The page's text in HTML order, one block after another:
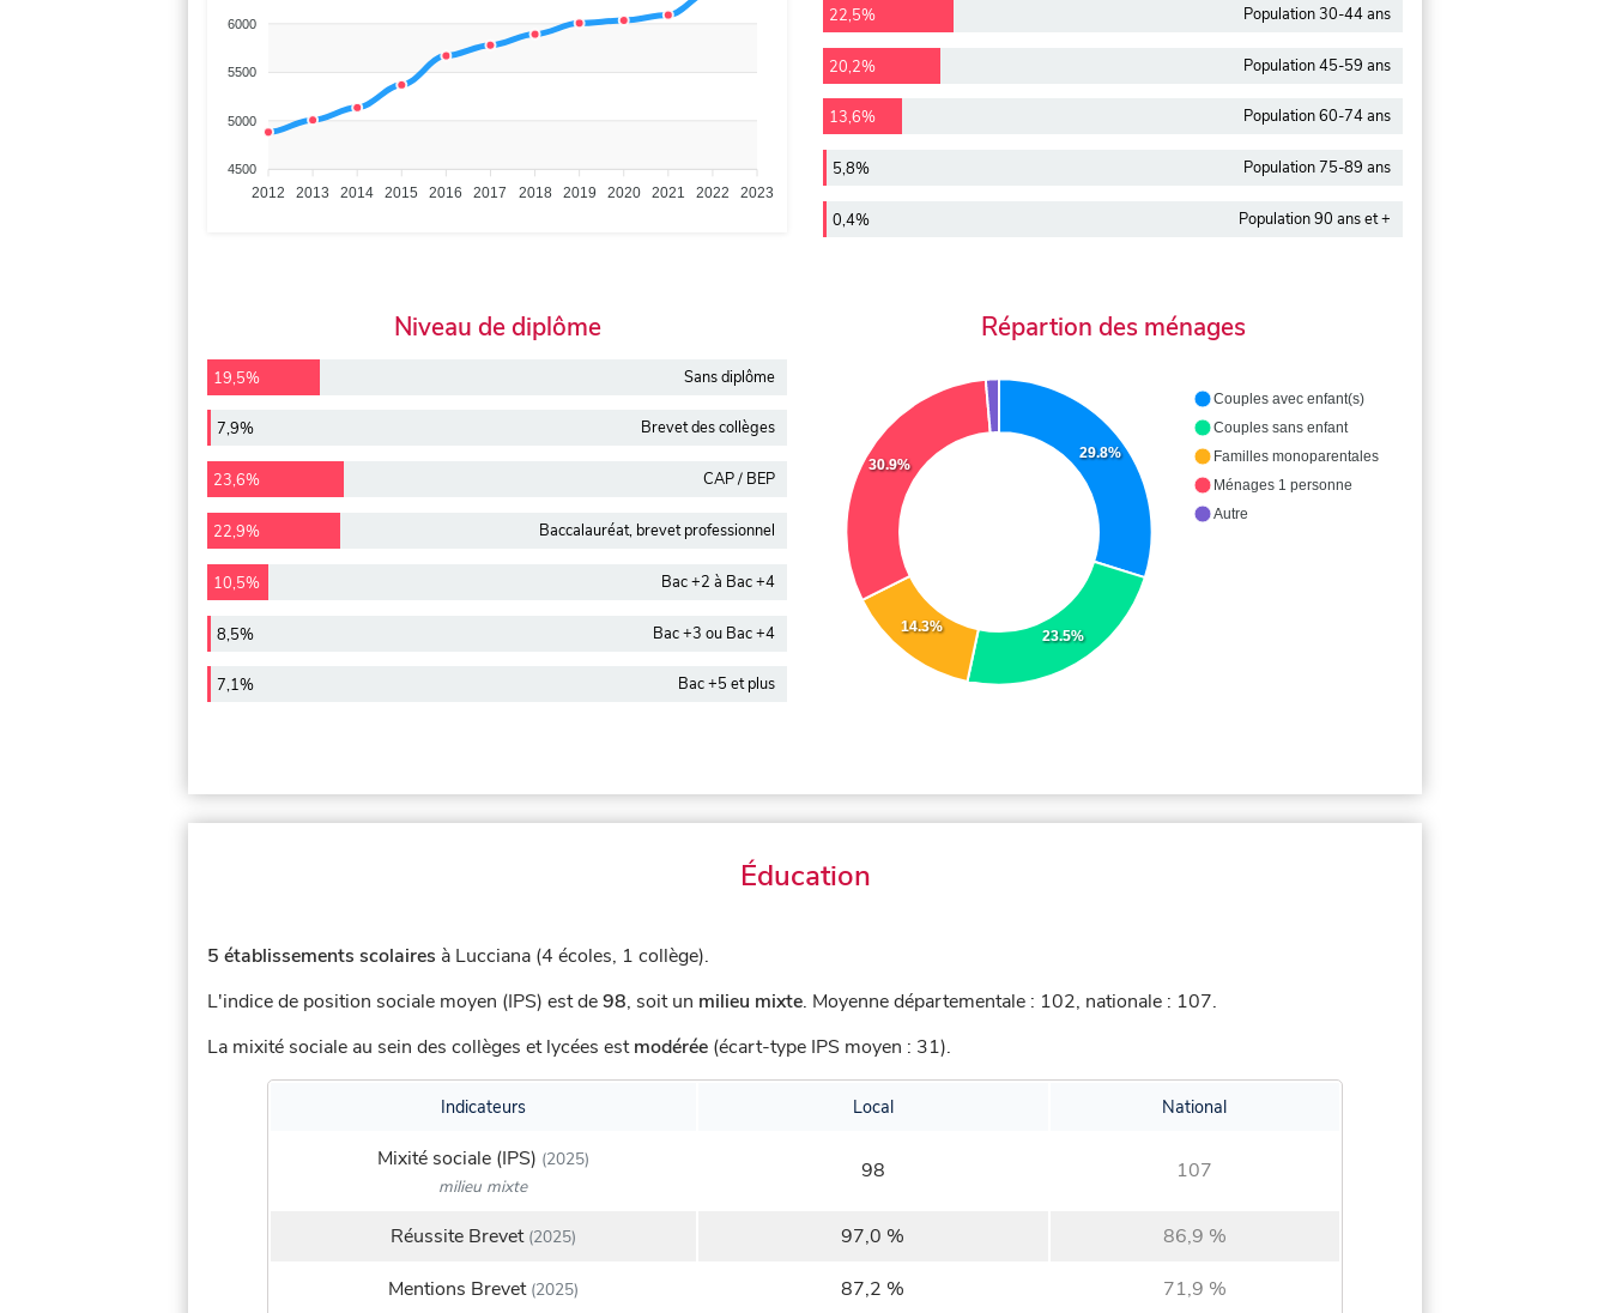
6000
5500
5000
4500
2012 2013 2014 2015 2016 2017 2018 2019 2020 2021 2022 2023
22,5% Population 30-44 ans
20,2% Population 45-59 ans
13,6% Population 60-74 ans
5,8% Population 75-89 ans
0,4% Population 90 ans et +
Niveau de diplôme
19,5% Sans diplôme
7,9% Brevet des collèges
23,6% CAP / BEP
22,9% Baccalauréat, brevet professionnel
10,5% Bac +2 à Bac +4
8,5% Bac +3 ou Bac +4
7,1% Bac +5 et plus
Répartion des ménages
29.8%
23.5%
14.3%
30.9%
Couples avec enfant(s)
Couples sans enfant
Familles monoparentales
Ménages 1 personne
Autre
Éducation
5 établissements scolaires à Lucciana (4 écoles, 1 collège).
L'indice de position sociale moyen (IPS) est de98, soit un milieu mixte. Moyenne départementale : 102, nationale : 107.
La mixité sociale au sein des collèges et lycées estmodérée (écart-type IPS moyen : 31).
Indicateurs Local National
Mixité sociale (IPS) (2025)
milieu mixte
98 107
Réussite Brevet(2025) 97,0 %
86,9 %
Mentions Brevet(2025) 87,2 %
71,9 %